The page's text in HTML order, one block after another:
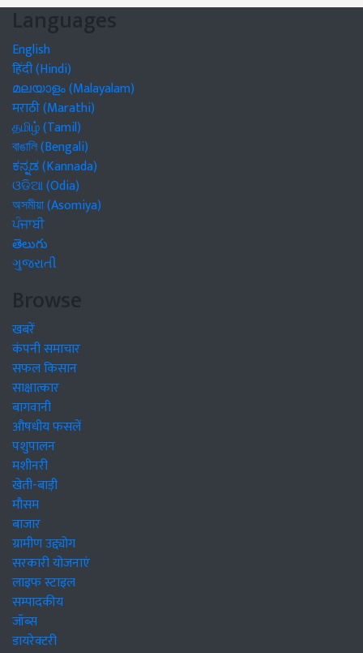
Languages
English
हिंदी (Hindi)
മലയാളം (Malayalam)
मराठी (Marathi)
தமிழ் (Tamil)
বাঙালি (Bengali)
ಕನ್ನಡ (Kannada)
ଓଡିଆ (Odia)
অসমীয়া (Asomiya)
ਪੰਜਾਬੀ
తెలుగు
ગુજરાતી
Browse
खबरें
कंपनी समाचार
सफल किसान
साक्षात्कार
बागवानी
औषधीय फसलें
पशुपालन
मशीनरी
खेती-बाड़ी
मौसम
बाजार
ग्रामीण उद्द्योग
सरकारी योजनाएं
लाइफ स्टाइल
सम्पादकीय
जॉब्स
डायरेक्टरी